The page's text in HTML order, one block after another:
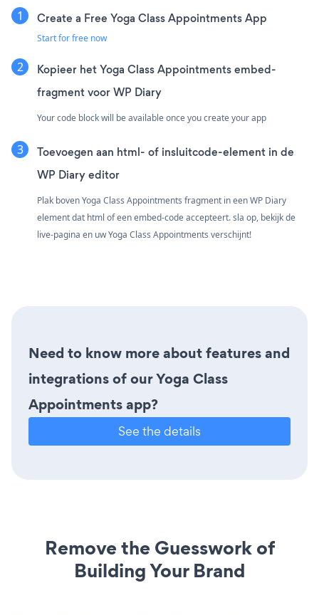
Create a Free Yoga Class Appointments App
Start for free now
Kopieer het Yoga Class Appointments embed-
fragment voor WP Diary
Your code block will be available once you create your app
Toevoegen aan html- of insluitcode-element in de
WP Diary editor
Plak boven Yoga Class Appointments fragment in een WP Diary
element dat html of een embed-code accepteert. sla op, bekijk de
live-pagina en uw Yoga Class Appointments verschijnt!
Need to know more about features and
integrations of our Yoga Class
Appointments app?
See the details
Remove the Guesswork of
Building Your Brand